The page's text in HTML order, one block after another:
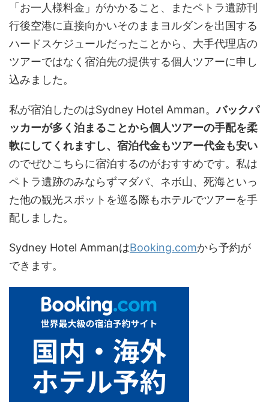
「お一人様料金」がかかること、またペトラ遺跡刊
行後空港に直接向かいそのままヨルダンを出国する
ハードスケジュールだったことから、大手代理店の
ツアーではなく宿泊先の提供する個人ツアーに申し
込みました。
私が宿泊したのはSydney Hotel Amman。バックパ
ッカーが多く泊まることから個人ツアーの手配を柔
軟にしてくれますし、宿泊代金もツアー代金も安い
のでぜひこちらに宿泊するのがおすすめです。私は
ペトラ遺跡のみならずマダバ、ネボ山、死海といっ
た他の観光スポットを巡る際もホテルでツアーを手
配しました。
Sydney Hotel AmmanはBooking.comから予約が
できます。